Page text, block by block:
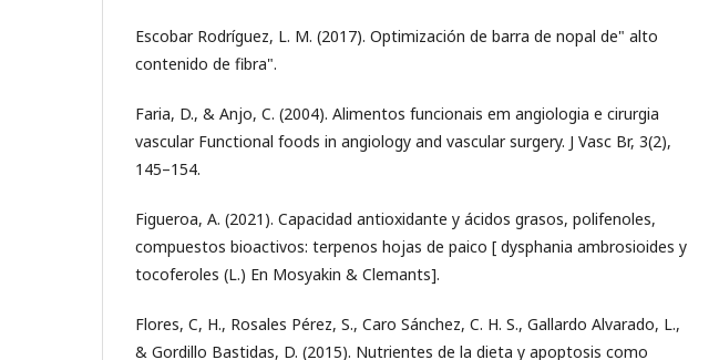
Escobar Rodríguez, L. M. (2017). Optimización de barra de nopal de" alto
contenido de fibra".
Faria, D., & Anjo, C. (2004). Alimentos funcionais em angiologia e cirurgia
vascular Functional foods in angiology and vascular surgery. J Vasc Br, 3(2),
145–154.
Figueroa, A. (2021). Capacidad antioxidante y ácidos grasos, polifenoles,
compuestos bioactivos: terpenos hojas de paico [ dysphania ambrosioides y
tocoferoles (L.) En Mosyakin & Clemants].
Flores, C, H., Rosales Pérez, S., Caro Sánchez, C. H. S., Gallardo Alvarado, L.,
& Gordillo Bastidas, D. (2015). Nutrientes de la dieta y apoptosis como